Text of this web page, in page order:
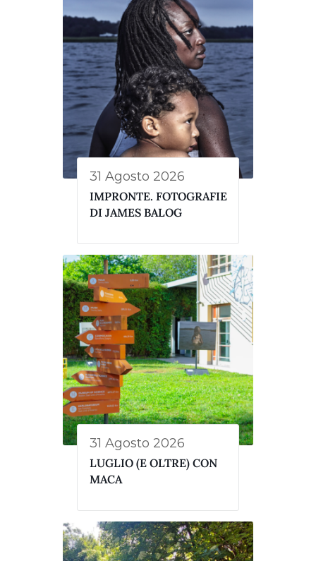
31 Agosto 2026
IMPRONTE. FOTOGRAFIE
DI JAMES BALOG
31 Agosto 2026
LUGLIO (E OLTRE) CON
MACA